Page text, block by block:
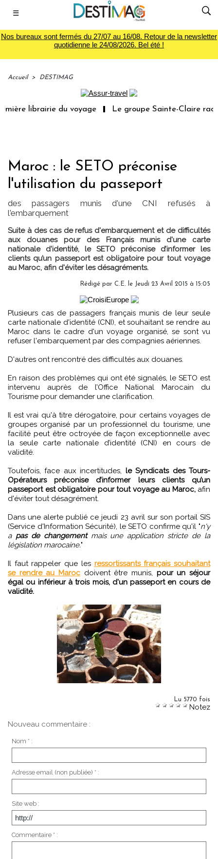
☰
Nos bureaux sont fermés du 27/07 au 16/08. Retour de la newsletter
quotidienne le 24/08/2026. Bel été !
Accueil > DESTIMAG
librairie du voyage Le groupe Sainte-Claire
Maroc : le SETO préconise
l'utilisation du passeport
des passagers munis d'une CNI refusés à
l'embarquement
Suite à des cas de refus d'embarquement et de difficultés
aux douanes pour des Français munis d'une carte
nationale d'identité, le SETO préconise d’informer les
clients qu’un passeport est obligatoire pour tout voyage
au Maroc, afin d'éviter les désagréments.
Rédigé par C.E. le Jeudi 23 Avril 2015 à 15:05
Plusieurs cas de passagers français munis de leur seule
carte nationale d'identité (CNI), et souhaitant se rendre au
Maroc dans le cadre d'un voyage organisé, se sont vu
refuser l'embarquement par des compagnies aériennes.
D'autres ont rencontré des difficultés aux douanes.
En raison des problèmes qui ont été signalés, le SETO est
intervenu auprès de l’Office National Marocain du
Tourisme pour demander une clarification.
Il est vrai qu'à titre dérogatoire, pour certains voyages de
groupes organisé par un professionnel du tourisme, une
facilité peut être octroyée de façon exceptionnelle avec
la seule carte nationale d’identité (CNI) en cours de
validité.
Toutefois, face aux incertitudes, le Syndicats des Tours-
Opérateurs préconise d’informer leurs clients qu’un
passeport est obligatoire pour tout voyage au Maroc,afin
d'éviter tout désagrément.
Dans une alerte publié ce jeudi 23 avril sur son portail SIS
(Service d'Information Sécurité), le SETO confirme qu'il "n'y
a pas de changementmais une application stricte de la
législation marocaine."
Il faut rappeler que les ressortissants français souhaitant
se rendre au Maroc doivent être munis, pour un séjour
égal ou inférieur à trois mois, d'un passeport en cours de
validité.
Lu 5770 fois
Notez
Nouveau commentaire :
Nom * :
Adresse email (non publiée) * :
Site web :
Commentaire * :